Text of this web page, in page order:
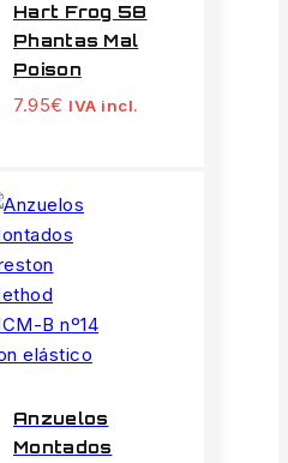
Hart Frog 58
Phantas Mal
Poison
7.95€ IVA incl.
Anzuelos
Montados